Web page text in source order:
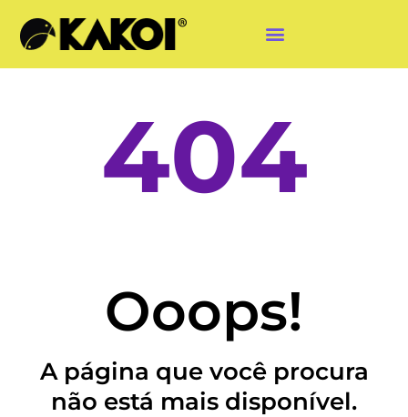
404
Ooops!
A página que você procura
não está mais disponível.